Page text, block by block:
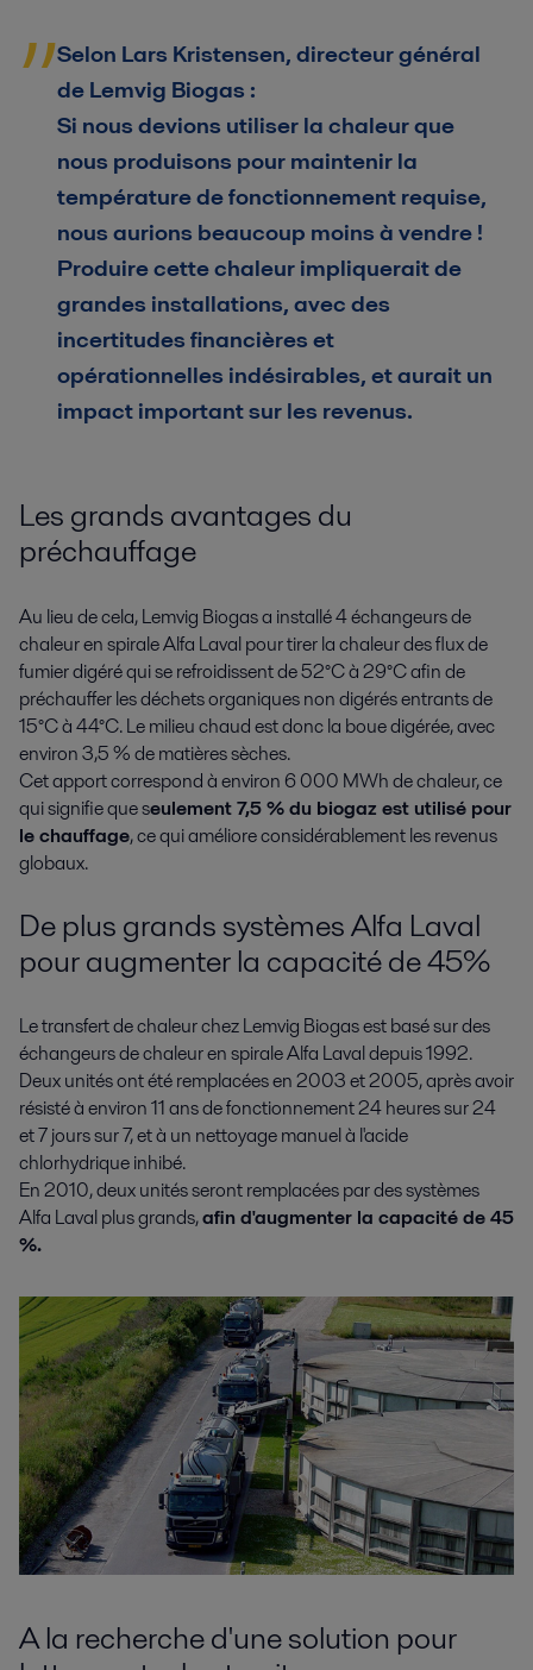
Selon Lars Kristensen, directeur général
de Lemvig Biogas :
Si nous devions utiliser la chaleur que
nous produisons pour maintenir la
température de fonctionnement requise,
nous aurions beaucoup moins à vendre !
Produire cette chaleur impliquerait de
grandes installations, avec des
incertitudes financières et
opérationnelles indésirables, et aurait un
impact important sur les revenus.
Les grands avantages du
préchauffage
Au lieu de cela, Lemvig Biogas a installé 4 échangeurs de
chaleur en spirale Alfa Laval pour tirer la chaleur des flux de
fumier digéré qui se refroidissent de 52°C à 29°C afin de
préchauffer les déchets organiques non digérés entrants de
15°C à 44°C. Le milieu chaud est donc la boue digérée, avec
environ 3,5 % de matières sèches.
Cet apport correspond à environ 6 000 MWh de chaleur, ce
qui signifie que seulement 7,5 % du biogaz est utilisé pour
le chauffage, ce qui améliore considérablement les revenus
globaux.
De plus grands systèmes Alfa Laval
pour augmenter la capacité de 45%
Le transfert de chaleur chez Lemvig Biogas est basé sur des
échangeurs de chaleur en spirale Alfa Laval depuis 1992.
Deux unités ont été remplacées en 2003 et 2005, après avoir
résisté à environ 11 ans de fonctionnement 24 heures sur 24
et 7 jours sur 7, et à un nettoyage manuel à l'acide
chlorhydrique inhibé.
En 2010, deux unités seront remplacées par des systèmes
Alfa Laval plus grands,afin d'augmenter la capacité de 45
%.
A la recherche d'une solution pour